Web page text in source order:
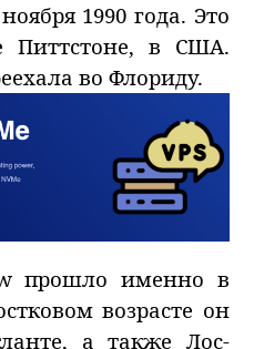
1990 года. Это
Питтстоне, в США.
во Флориду.
прошло именно в
возрасте он
а также Лос-